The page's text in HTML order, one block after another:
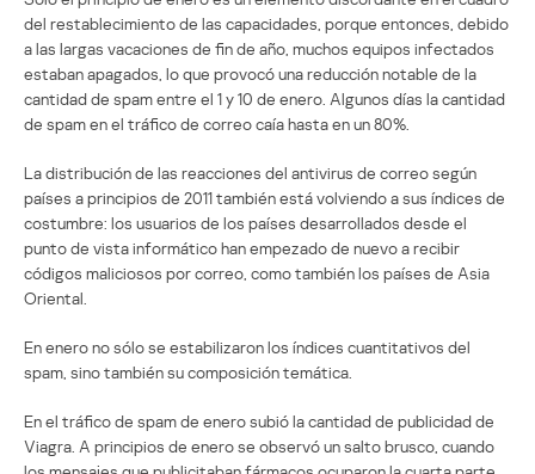
del restablecimiento de las capacidades, porque entonces, debido
a las largas vacaciones de fin de año, muchos equipos infectados
estaban apagados, lo que provocó una reducción notable de la
cantidad de spam entre el 1 y 10 de enero. Algunos días la cantidad
de spam en el tráfico de correo caía hasta en un 80%.
La distribución de las reacciones del antivirus de correo según
países a principios de 2011 también está volviendo a sus índices de
costumbre: los usuarios de los países desarrollados desde el
punto de vista informático han empezado de nuevo a recibir
códigos maliciosos por correo, como también los países de Asia
Oriental.
En enero no sólo se estabilizaron los índices cuantitativos del
spam, sino también su composición temática.
En el tráfico de spam de enero subió la cantidad de publicidad de
Viagra. A principios de enero se observó un salto brusco, cuando